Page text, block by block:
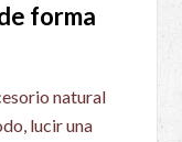
forma
natural
lucir una